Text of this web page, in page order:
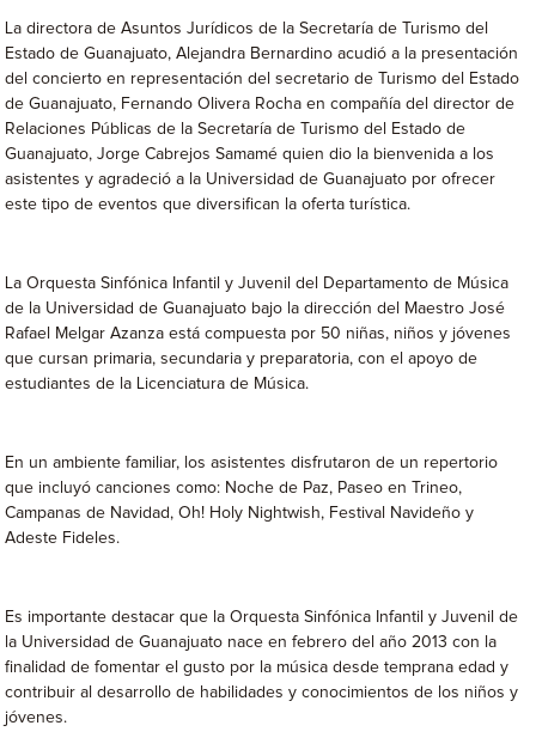
La directora de Asuntos Jurídicos de la Secretaría de Turismo del
Estado de Guanajuato, Alejandra Bernardino acudió a la presentación
del concierto en representación del secretario de Turismo del Estado
de Guanajuato, Fernando Olivera Rocha en compañía del director de
Relaciones Públicas de la Secretaría de Turismo del Estado de
Guanajuato, Jorge Cabrejos Samamé quien dio la bienvenida a los
asistentes y agradeció a la Universidad de Guanajuato por ofrecer
este tipo de eventos que diversifican la oferta turística.
La Orquesta Sinfónica Infantil y Juvenil del Departamento de Música
de la Universidad de Guanajuato bajo la dirección del Maestro José
Rafael Melgar Azanza está compuesta por 50 niñas, niños y jóvenes
que cursan primaria, secundaria y preparatoria, con el apoyo de
estudiantes de la Licenciatura de Música.
En un ambiente familiar, los asistentes disfrutaron de un repertorio
que incluyó canciones como: Noche de Paz, Paseo en Trineo,
Campanas de Navidad, Oh! Holy Nightwish, Festival Navideño y
Adeste Fideles.
Es importante destacar que la Orquesta Sinfónica Infantil y Juvenil de
la Universidad de Guanajuato nace en febrero del año 2013 con la
finalidad de fomentar el gusto por la música desde temprana edad y
contribuir al desarrollo de habilidades y conocimientos de los niños y
jóvenes.